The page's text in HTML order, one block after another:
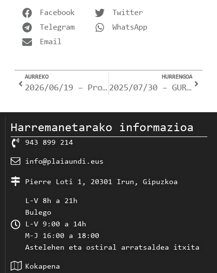
Facebook
Twitter
Telegram
WhatsApp
Email
AURREKO
2026/06/19 – Proba Libreetako NOTAK (Azterketak).
HURRENGOA
2025/07/30 – GURE IKASTETXEKO IRAKASLEENTZAKO OHARRA
Harremanetarako informazioa
943 899 214
info@plaiaundi.eus
Pierre Loti 1, 20301 Irun, Gipuzkoa
L-V 8h a 21h
Bulego
L-V 9:00 a 14h
M-J 16:00 a 18:00
Astelehen eta ostiral arratsaldea itxita
Kokapena